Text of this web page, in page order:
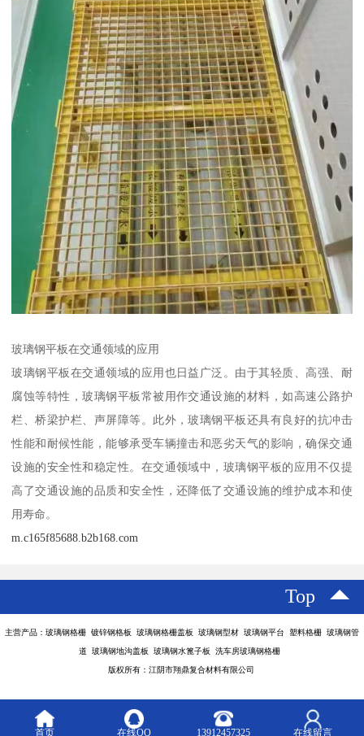
玻璃钢平板在交通领域的应用
玻璃钢平板在交通领域的应用也日益广泛。由于其轻质、高强、耐
腐蚀等特性，玻璃钢平板常被用作交通设施的材料，如高速公路护
栏、桥梁护栏、声屏障等。此外，玻璃钢平板还具有良好的抗冲击
性能和耐候性能，能够承受车辆撞击和恶劣天气的影响，确保交通
设施的安全性和稳定性。在交通领域中，玻璃钢平板的应用不仅提
高了交通设施的品质和安全性，还降低了交通设施的维护成本和使
用寿命。
m.c165f85688.b2b168.com
Top
主营产品：玻璃钢格栅 镀锌钢格板 玻璃钢格栅盖板 玻璃钢型材 玻璃钢平台 塑料格栅 玻璃钢管
道 玻璃钢地沟盖板 玻璃钢水篦子板 洗车房玻璃钢格栅
版权所有：江阴市翔鼎复合材料有限公司
首页 在线QQ 13912457325 在线留言